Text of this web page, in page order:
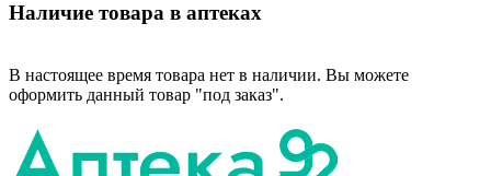
Наличие товара в аптеках
В настоящее время товара нет в наличии. Вы можете
оформить данный товар "под заказ".